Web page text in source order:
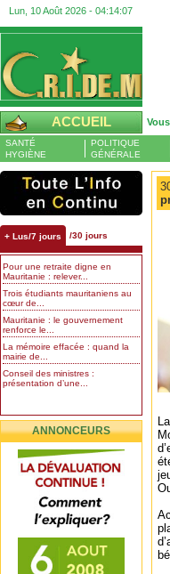
Lun, 10 Août 2026 - 04:14:08
ACCUEIL
SANTÉ
HYGIÈNE
POLITIQUE
GÉNÉRALE
+ Lus/7 jours /30 jours
Pour une retraite digne en
Mauritanie : relever...
Trois étudiants mauritaniens au
cœur de...
Mauritanie : le gouvernement
renforce le...
La mémoire effacée : quand la
mairie de...
Conseil des ministres :
présentation d’une...
ANNONCEURS